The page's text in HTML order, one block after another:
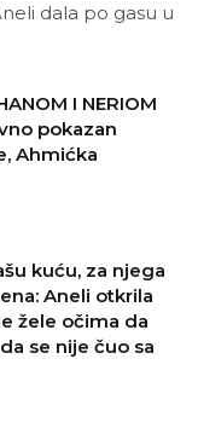
dala po gasu u
I NERIOM
pokazan
Ahmićka
kuću, za njega
Aneli otkrila
žele očima da
se nije čuo sa